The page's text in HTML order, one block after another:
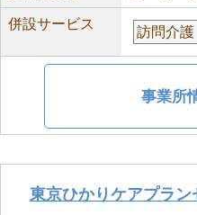
併設サービス
訪問介護
事業所
東京ひかりケアプラン